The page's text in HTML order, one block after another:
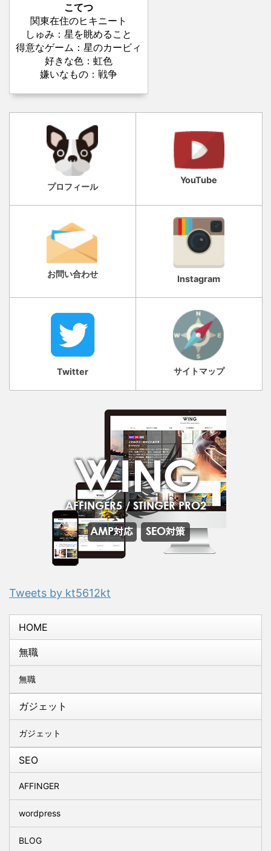
こてつ
関東在住のヒキニート
しゅみ：星を眺めること
得意なゲーム：星のカービィ
好きな色：虹色
嫌いなもの：戦争
プロフィール
YouTube
お問い合わせ Instagram
Twitter サイトマップ
Tweets by kt5612kt
HOME
無職
無職
ガジェット
ガジェット
SEO
AFFINGER
wordpress
BLOG